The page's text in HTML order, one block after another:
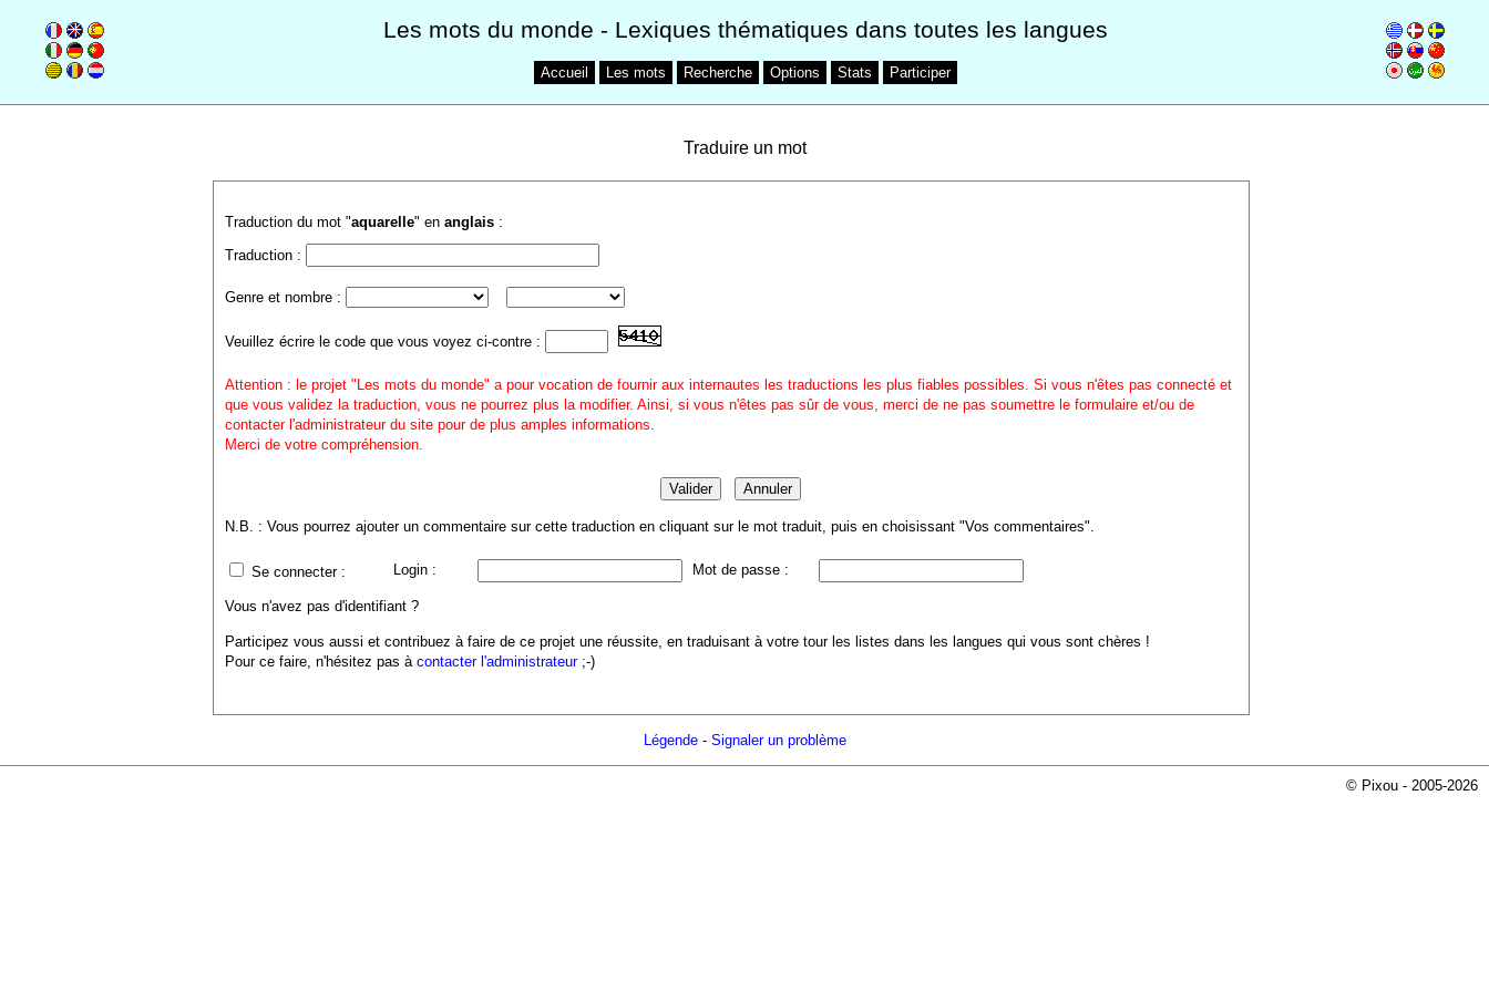
Les mots du monde - Lexiques thématiques dans toutes les langues
Accueil Les mots Recherche Options Stats Participer
Traduire un mot
Traduction du mot "aquarelle" en anglais:
Traduction :
Genre et nombre :
Veuillez écrire le code que vous voyez ci-contre :
Attention : le projet "Les mots du monde" a pour vocation de fournir aux internautes les traductions les plus fiables possibles. Si vous n'êtes pas connecté et
que vous validez la traduction, vous ne pourrez plus la modifier. Ainsi, si vous n'êtes pas sûr de vous, merci de ne pas soumettre le formulaire et/ou de
contacter l'administrateur du site pour de plus amples informations.
Merci de votre compréhension.
N.B. : Vous pourrez ajouter un commentaire sur cette traduction en cliquant sur le mot traduit, puis en choisissant "Vos commentaires".
Se connecter : Login : Mot de passe :
Vous n'avez pas d'identifiant ?
Participez vous aussi et contribuez à faire de ce projet une réussite, en traduisant à votre tour les listes dans les langues qui vous sont chères !
Pour ce faire, n'hésitez pas à contacter l'administrateur;-)
Légende- Signaler un problème
© Pixou - 2005-2026